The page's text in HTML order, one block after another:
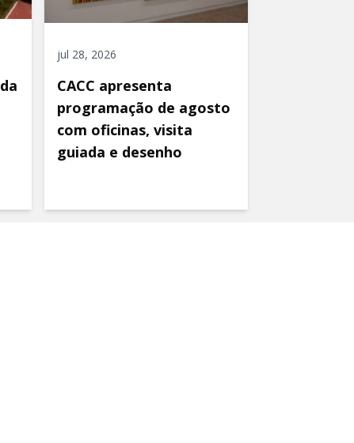
jul 28, 2026
CACC apresenta
programação de agosto
com oficinas, visita
guiada e desenho